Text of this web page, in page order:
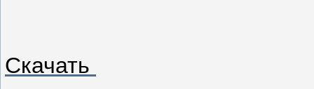
Скачать